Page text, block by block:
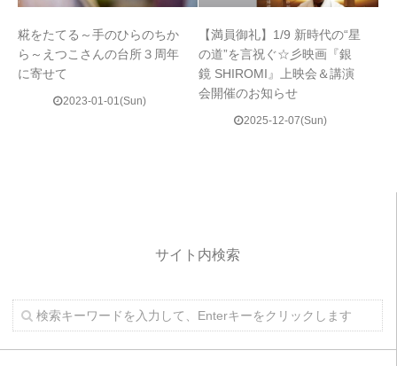
糀をたてる～手のひらのちか
ら～えつこさんの台所３周年
に寄せて
2023-01-01(Sun)
【満員御礼】1/9 新時代の“星
の道”を言祝ぐ☆彡映画『銀
鏡 SHIROMI』上映会＆講演
会開催のお知らせ
2025-12-07(Sun)
サイト内検索